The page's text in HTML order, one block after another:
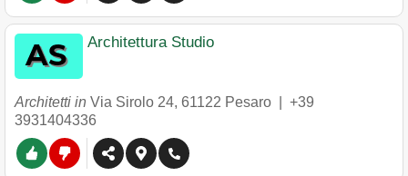
Architettura Studio
Architetti in Via Sirolo 24, 61122 Pesaro
+39
3931404336